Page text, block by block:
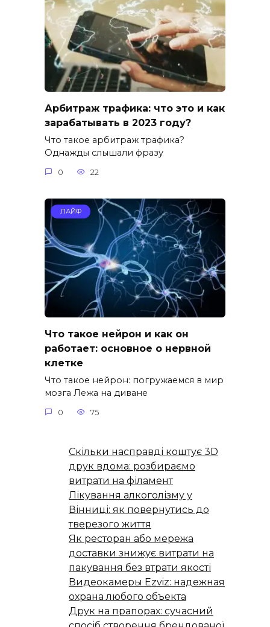
Арбитраж трафика: что это и как
зарабатывать в 2023 году?
Что такое арбитраж трафика?
Однажды слышали фразу
0 22
ЛАЙФ
Что такое нейрон и как он
работает: основное о нервной
клетке
Что такое нейрон: погружаемся в мир
мозга Лежа на диване
0 75
Скільки насправді коштує 3D
друк вдома: розбираємо
витрати на філамент
Лікування алкоголізму у
Вінниці: як повернутись до
тверезого життя
Як ресторан або мережа
доставки знижує витрати на
пакування без втрати якості
Видеокамеры Ezviz: надежная
охрана любого объекта
Друк на прапорах: сучасний